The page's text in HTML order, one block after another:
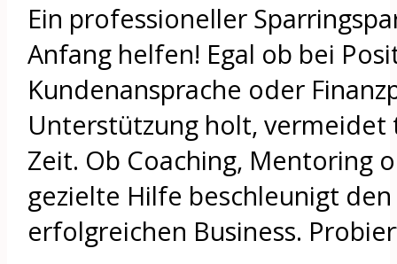
Ein professioneller
Anfang helfen! Egal ob bei
Kundenansprache oder
Unterstützung holt, vermeidet
Zeit. Ob Coaching, Mentoring
gezielte Hilfe beschleunigt
erfolgreichen Business.